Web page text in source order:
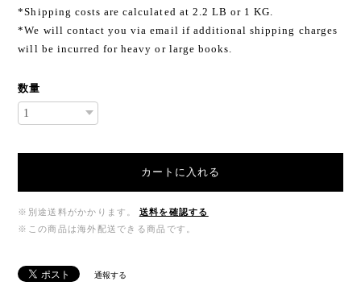
*Shipping costs are calculated at 2.2 LB or 1 KG.
*We will contact you via email if additional shipping charges
will be incurred for heavy or large books.
数量
カートに入れる
※別途送料がかかります。
送料を確認する
※この商品は海外配送できる商品です。
通報する